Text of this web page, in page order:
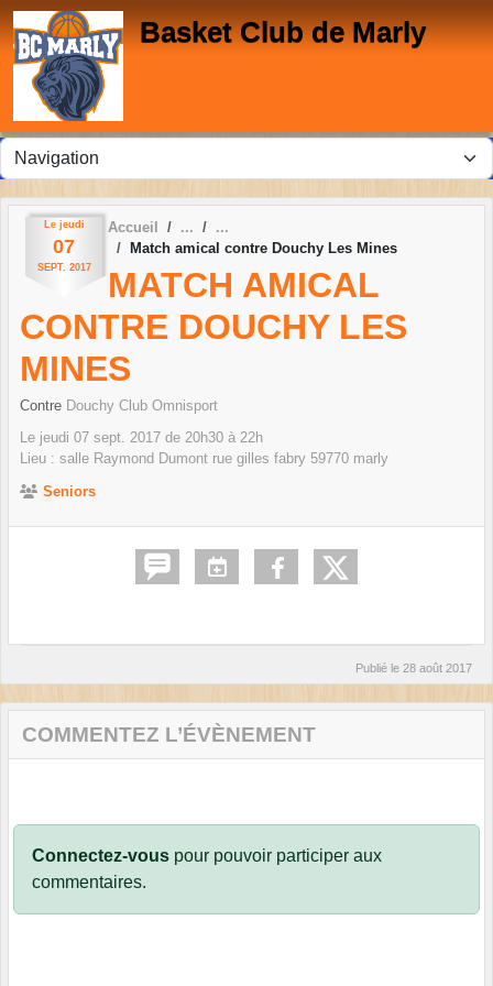
Basket Club de Marly
Le jeudi
07
SEPT. 2017
Accueil
Match amical contre Douchy Les Mines
MATCH AMICAL
CONTRE DOUCHY LES
MINES
Contre Douchy Club Omnisport
Le jeudi 07 sept. 2017 de 20h30 à 22h
Lieu : salle Raymond Dumont rue gilles fabry 59770 marly
Seniors
Publié le 28 août 2017
COMMENTEZ L’ÉVÈNEMENT
Connectez-vous pour pouvoir participer aux
commentaires.
Panneau de gestion des cookies